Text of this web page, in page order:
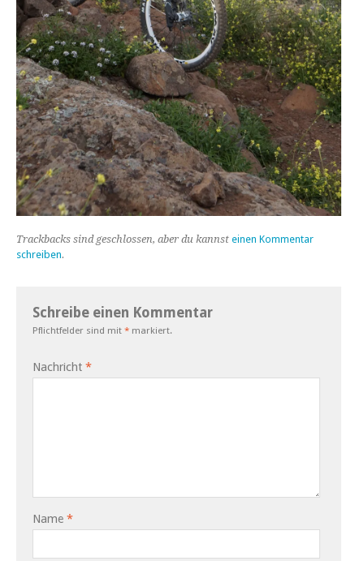
Trackbacks sind geschlossen, aber du kannst einen Kommentar
schreiben.
Schreibe einen Kommentar
Pflichtfelder sind mit * markiert.
Nachricht *
Name *